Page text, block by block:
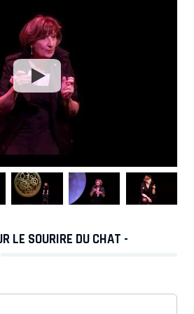
LE SOURIRE DU CHAT -